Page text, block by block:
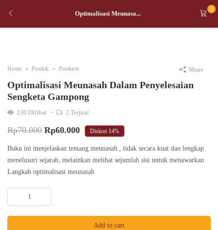
Optimalisasi Meunasa...
0
Home Produk Products
Optimalisasi Meunasah Dalam Penyelesaian
Sengketa Gampong
230 Dilihat 2 Terjual
Rp70.000 Original
price
was:
Rp70.000.
Rp60.000Current
price
is:
Rp60.000.
Diskon 14%
Buku ini menjelaskan tentang meunasah , tidak secara kuat dan lengkap
menelusuri sejarah, melainkan melihat sejumlah sisi untuk menawarkan
Langkah optimalisasi meunasah
Optimalisasi
Meunasah
dalam
Add to cart
Share